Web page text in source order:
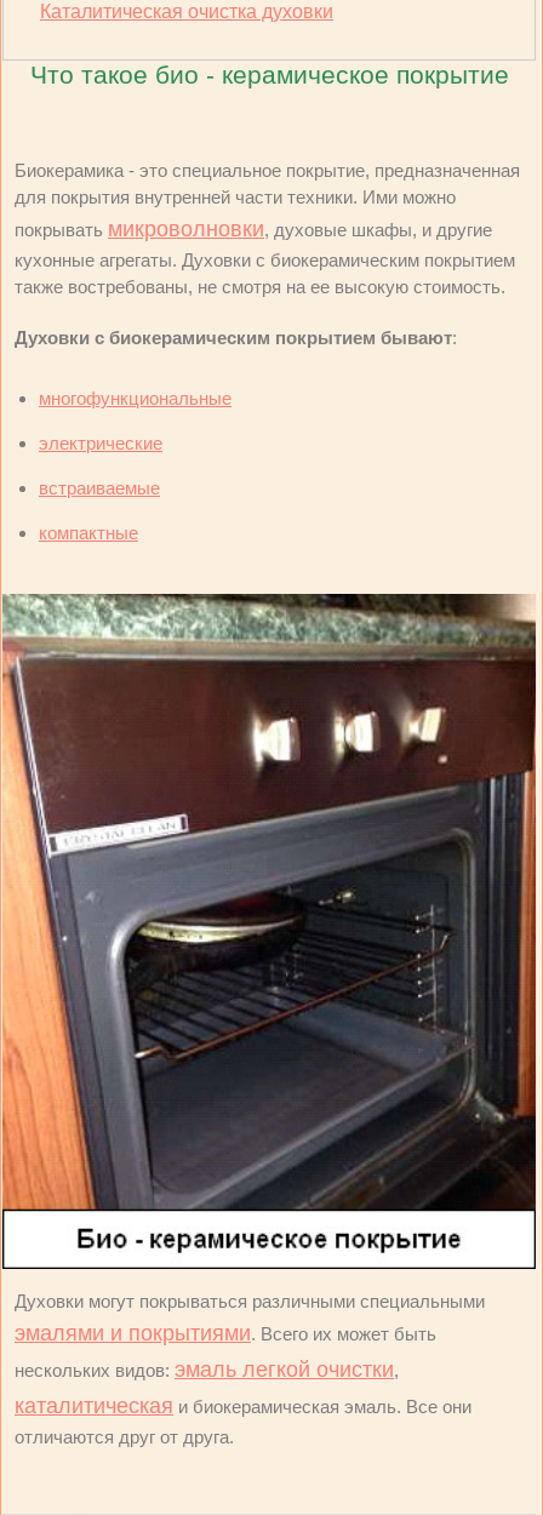
Каталитическая очистка духовки
Что такое био - керамическое покрытие
Биокерамика - это специальное покрытие, предназначенная
для покрытия внутренней части техники. Ими можно
покрывать микроволновки, духовые шкафы, и другие
кухонные агрегаты. Духовки с биокерамическим покрытием
также востребованы, не смотря на ее высокую стоимость.
Духовки с биокерамическим покрытием бывают:
многофункциональные
электрические
встраиваемые
компактные
Духовки могут покрываться различными специальными
эмалями и покрытиями. Всего их может быть
нескольких видов: эмаль легкой очистки,
каталитическая и биокерамическая эмаль. Все они
отличаются друг от друга.